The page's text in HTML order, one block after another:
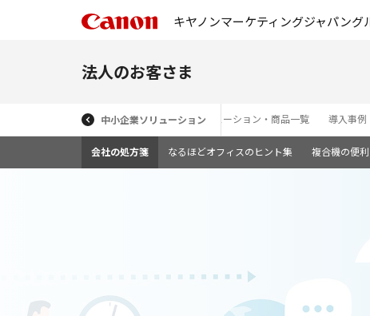
キヤノンマーケティングジャパング
法人のお客さま
中小企業ソリューションソリューション・商品一覧 導入事例
会社の処方箋 なるほどオフィスのヒント集 複合機の便